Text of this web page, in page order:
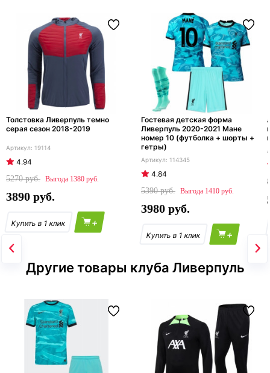
Толстовка Ливерпуль темно
серая сезон 2018-2019
19114
4.94
5270
1380
3890
+
Гостевая детская форма
Ливерпуль 2020-2021 Мане
номер 10 (футболка + шорты +
гетры)
114345
4.84
5390
1410
3980
+
Другие товары клуба Ливерпуль